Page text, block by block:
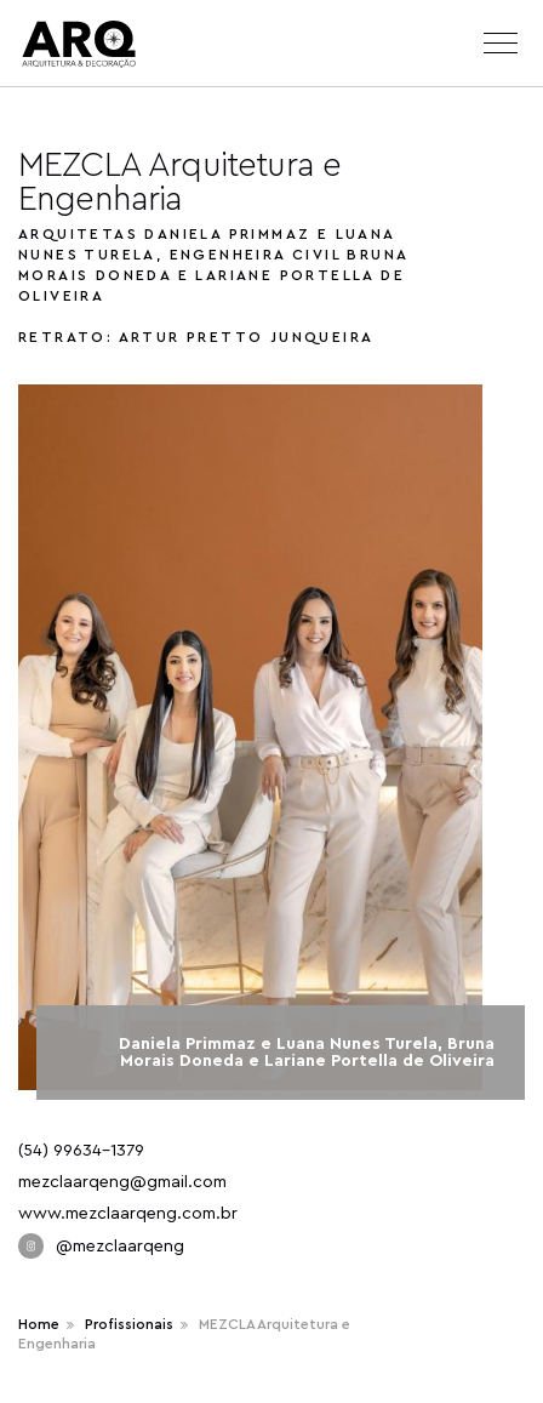
MEZCLA Arquitetura e
Engenharia
ARQUITETAS DANIELA PRIMMAZ E LUANA
NUNES TURELA, ENGENHEIRA CIVIL BRUNA
MORAIS DONEDA E LARIANE PORTELLA DE
OLIVEIRA
RETRATO: ARTUR PRETTO JUNQUEIRA
(54) 99634-1379
mezclaarqeng@gmail.com
www.mezclaarqeng.com.br
@mezclaarqeng
Home Profissionais
MEZCLA Arquitetura e
Engenharia
Daniela Primmaz e Luana Nunes Turela, Bruna
Morais Doneda e Lariane Portella de Oliveira